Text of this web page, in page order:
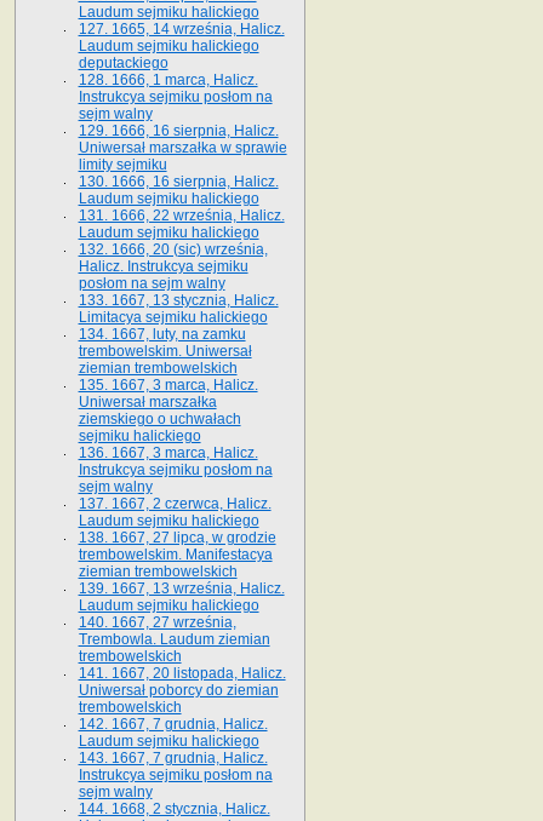
Laudum sejmiku halickiego
127. 1665, 14 września, Halicz.
Laudum sejmiku halickiego
deputackiego
128. 1666, 1 marca, Halicz.
Instrukcya sejmiku posłom na
sejm walny
129. 1666, 16 sierpnia, Halicz.
Uniwersał marszałka w sprawie
limity sejmiku
130. 1666, 16 sierpnia, Halicz.
Laudum sejmiku halickiego
131. 1666, 22 września, Halicz.
Laudum sejmiku halickiego
132. 1666, 20 (sic) września,
Halicz. Instrukcya sejmiku
posłom na sejm walny
133. 1667, 13 stycznia, Halicz.
Limitacya sejmiku halickiego
134. 1667, luty, na zamku
trembowelskim. Uniwersał
ziemian trembowelskich
135. 1667, 3 marca, Halicz.
Uniwersał marszałka
ziemskiego o uchwałach
sejmiku halickiego
136. 1667, 3 marca, Halicz.
Instrukcya sejmiku posłom na
sejm walny
137. 1667, 2 czerwca, Halicz.
Laudum sejmiku halickiego
138. 1667, 27 lipca, w grodzie
trembowelskim. Manifestacya
ziemian trembowelskich
139. 1667, 13 września, Halicz.
Laudum sejmiku halickiego
140. 1667, 27 września,
Trembowla. Laudum ziemian
trembowelskich
141. 1667, 20 listopada, Halicz.
Uniwersał poborcy do ziemian
trembowelskich
142. 1667, 7 grudnia, Halicz.
Laudum sejmiku halickiego
143. 1667, 7 grudnia, Halicz.
Instrukcya sejmiku posłom na
sejm walny
144. 1668, 2 stycznia, Halicz.